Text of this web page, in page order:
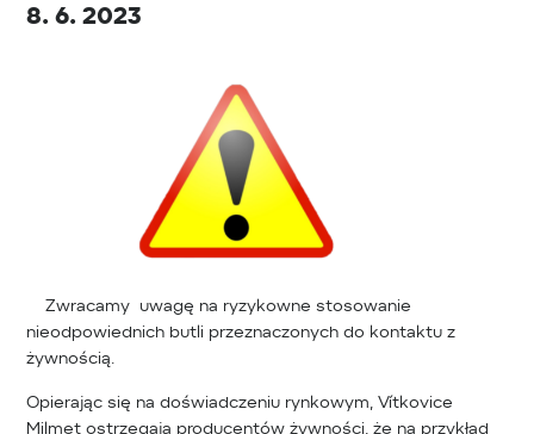
8. 6. 2023
Zwracamy uwagę na ryzykowne stosowanie
nieodpowiednich butli przeznaczonych do kontaktu z
żywnością.
Opierając się na doświadczeniu rynkowym, Vítkovice
Milmet ostrzegają producentów żywności, że na przykład